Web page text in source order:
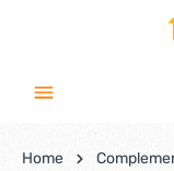
Home